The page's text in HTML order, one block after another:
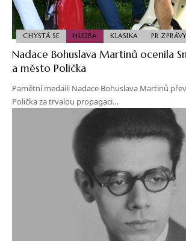
CHYSTÁ SE HUDBA KLASIKA PR ZPRÁVY
Nadace Bohuslava Martinů ocenila
a město Polička
Pamětní medaili Nadace Bohuslava Martinů
Polička za trvalou propagaci…